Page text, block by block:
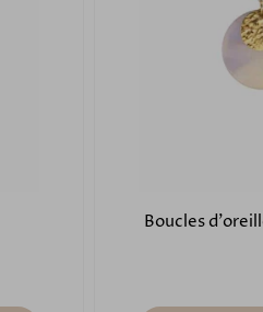
Boucles